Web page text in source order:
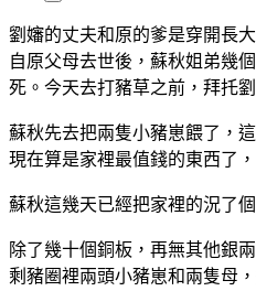
劉嬸的丈夫和原的爹是穿開長
自原父母去世後，蘇秋姐弟幾
死。今天去打豬草之前，拜托
蘇秋先去把兩隻小豬崽餵了，
現在算是家裡最值錢的東西了
蘇秋這幾天已經把家裡的況了個
除了幾十個銅板，再無其他銀
剩豬圈裡兩頭小豬崽和兩隻母